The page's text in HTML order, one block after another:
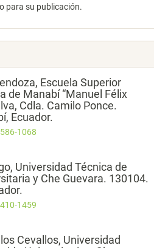
para su publicación.
Escuela Superior
de Manabí “Manuel Félix
Cdla. Camilo Ponce.
Ecuador.
1068
Universidad Técnica de
y Che Guevara. 130104.
1459
Cevallos, Universidad